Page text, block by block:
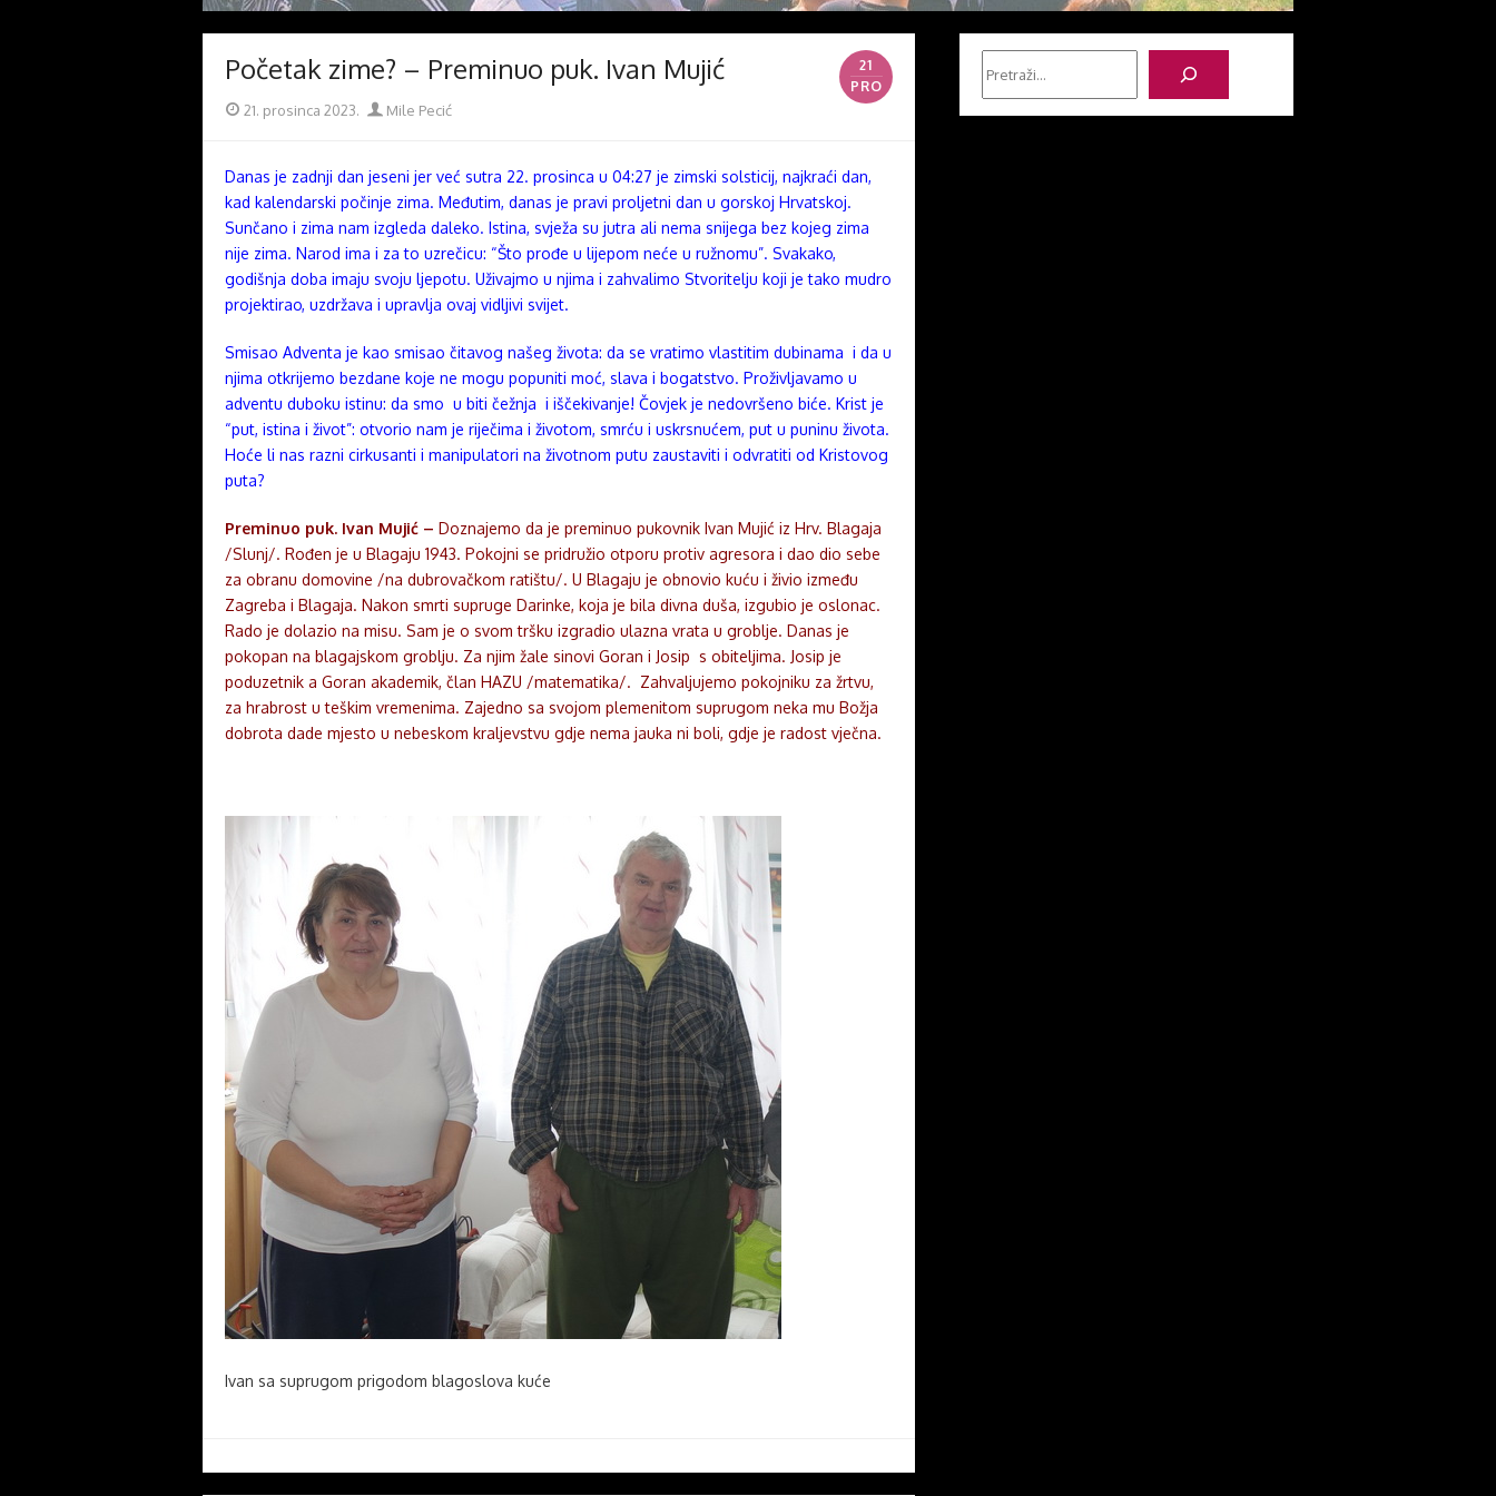
Početak zime? – Preminuo puk. Ivan Mujić
21
PRO
Posted
21. prosinca 2023. Author
Mile Pecić
Danas je zadnji dan jeseni jer već sutra 22. prosinca u 04:27 je zimski solsticij, najkraći dan,
kad kalendarski počinje zima. Međutim, danas je pravi proljetni dan u gorskoj Hrvatskoj.
Sunčano i zima nam izgleda daleko. Istina, svježa su jutra ali nema snijega bez kojeg zima
nije zima. Narod ima i za to uzrečicu: “Što prođe u lijepom neće u ružnomu”. Svakako,
godišnja doba imaju svoju ljepotu. Uživajmo u njima i zahvalimo Stvoritelju koji je tako mudro
projektirao, uzdržava i upravlja ovaj vidljivi svijet.
Smisao Adventa je kao smisao čitavog našeg života: da se vratimo vlastitim dubinama i da u
njima otkrijemo bezdane koje ne mogu popuniti moć, slava i bogatstvo. Proživljavamo u
adventu duboku istinu: da smo u biti čežnja i iščekivanje! Čovjek je nedovršeno biće. Krist je
“put, istina i život”: otvorio nam je riječima i životom, smrću i uskrsnućem, put u puninu života.
Hoće li nas razni cirkusanti i manipulatori na životnom putu zaustaviti i odvratiti od Kristovog
puta?
Preminuo puk. Ivan Mujić – Doznajemo da je preminuo pukovnik Ivan Mujić iz Hrv. Blagaja
/Slunj/. Rođen je u Blagaju 1943. Pokojni se pridružio otporu protiv agresora i dao dio sebe
za obranu domovine /na dubrovačkom ratištu/. U Blagaju je obnovio kuću i živio između
Zagreba i Blagaja. Nakon smrti supruge Darinke, koja je bila divna duša, izgubio je oslonac.
Rado je dolazio na misu. Sam je o svom tršku izgradio ulazna vrata u groblje. Danas je
pokopan na blagajskom groblju. Za njim žale sinovi Goran i Josip s obiteljima. Josip je
poduzetnik a Goran akademik, član HAZU /matematika/. Zahvaljujemo pokojniku za žrtvu,
za hrabrost u teškim vremenima. Zajedno sa svojom plemenitom suprugom neka mu Božja
dobrota dade mjesto u nebeskom kraljevstvu gdje nema jauka ni boli, gdje je radost vječna.
Ivan sa suprugom prigodom blagoslova kuće